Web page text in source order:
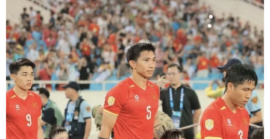
Châu Phú, thiệt hại khoảng 700 triệu đồng
09/06/2026 11:30
Hiện trường vụ sạt lở tiếp tục xuất hiện các vết nứt và
sụt lún, có nguy cơ tiếp tục mở rộng, đe dọa an toàn tính
mạng, nhà ở, công trình và tài sản của người dân.